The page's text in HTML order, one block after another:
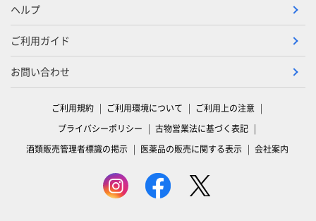
ヘルプ
ご利用ガイド
お問い合わせ
ご利用規約 ご利用環境について
ご利用上の注意
プライバシーポリシー
古物営業法に基づく表記
酒類販売管理者標識の掲示
医薬品の販売に関する表示 会社案内